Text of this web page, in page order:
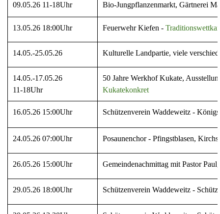
09.05.26 11-18Uhr Bio-Jungpflanzenmarkt, Gärtnerei
13.05.26 18:00Uhr Feuerwehr Kiefen -
14.05.-25.05.26 Kulturelle Landpartie, viele
14.05.-17.05.26
11-18Uhr
50 Jahre Werkhof Kukate,
Kukatekonkret
16.05.26 15:00Uhr Schützenverein Waddeweitz -
24.05.26 07:00Uhr Posaunenchor - Pfingstblasen,
26.05.26 15:00Uhr Gemeindenachmittag mit Pastor
29.05.26 18:00Uhr Schützenverein Waddeweitz -